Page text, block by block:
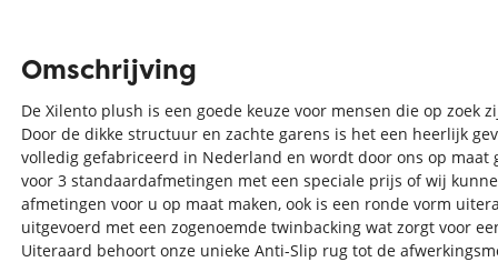
Omschrijving
De Xilento plush is een goede keuze voor mensen die op zoek
Door de dikke structuur en zachte garens is het een heerlijk
volledig gefabriceerd in Nederland en wordt door ons op maat
voor 3 standaardafmetingen met een speciale prijs of wij
afmetingen voor u op maat maken, ook is een ronde vorm
uitgevoerd met een zogenoemde twinbacking wat zorgt voor
Uiteraard behoort onze unieke Anti-Slip rug tot de